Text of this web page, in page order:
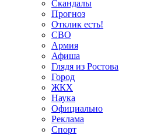
Скандалы
Прогноз
Отклик есть!
СВО
Армия
Афиша
Глядя из Ростова
Город
ЖКХ
Наука
Официально
Реклама
Спорт